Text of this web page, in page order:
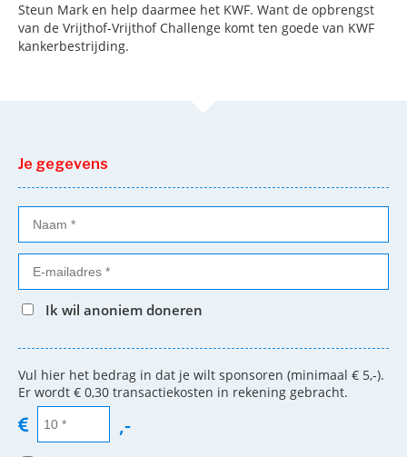
Steun Mark en help daarmee het KWF. Want de opbrengst
van de Vrijthof-Vrijthof Challenge komt ten goede van KWF
kankerbestrijding.
Je gegevens
Ik wil anoniem doneren
Vul hier het bedrag in dat je wilt sponsoren (minimaal € 5,-).
Er wordt € 0,30 transactiekosten in rekening gebracht.
,-